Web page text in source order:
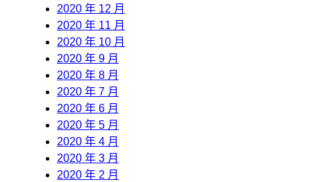
2020 年 12 月
2020 年 11 月
2020 年 10 月
2020 年 9 月
2020 年 8 月
2020 年 7 月
2020 年 6 月
2020 年 5 月
2020 年 4 月
2020 年 3 月
2020 年 2 月